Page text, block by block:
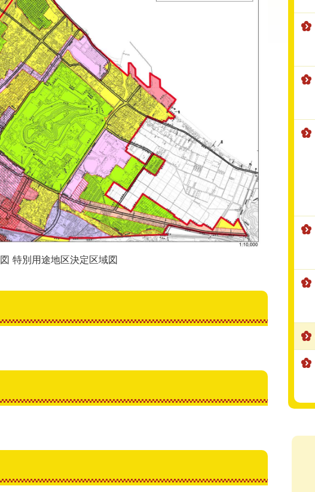
図 特別用途地区決定区域図